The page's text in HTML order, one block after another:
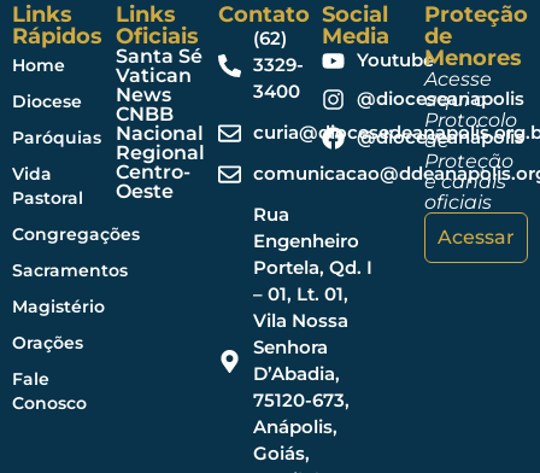
Links
Rápidos
Home
Diocese
Paróquias
Vida
Pastoral
Congregações
Sacramentos
Magistério
Orações
Fale
Conosco
Links
Oficiais
Santa Sé
Vatican
News
CNBB
Nacional
Regional
Centro-
Oeste
Contato
(62)
3329-
3400
Rua
Engenheiro
Portela, Qd. I
– 01, Lt. 01,
Vila Nossa
Senhora
D’Abadia,
75120-673,
Anápolis,
Goiás,
Social
Media
Youtube
@dioceseanapolis
@dioceseanapolis
Proteção
de
Menores
Acesse
aqui o
Protocolo
de
Proteção
e canais
oficiais
Acessar